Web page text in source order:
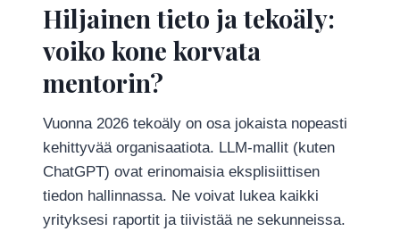
Hiljainen tieto ja tekoäly:
voiko kone korvata
mentorin?
Vuonna 2026 tekoäly on osa jokaista nopeasti
kehittyvää organisaatiota. LLM-mallit (kuten
ChatGPT) ovat erinomaisia eksplisiittisen
tiedon hallinnassa. Ne voivat lukea kaikki
yrityksesi raportit ja tiivistää ne sekunneissa.